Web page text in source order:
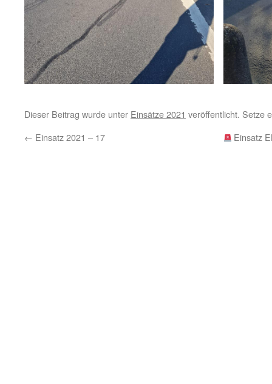
Dieser Beitrag wurde unter Einsätze 2021 veröffentlicht. Setze
← Einsatz 2021 – 17 Einsatz